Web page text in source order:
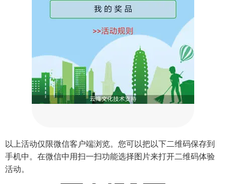
以上活动仅限微信客户端浏览。您可以把以下二维码保存到
手机中。在微信中用扫一扫功能选择图片来打开二维码体验
活动。